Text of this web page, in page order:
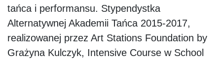
tańca i performansu. Stypendystka
Alternatywnej Akademii Tańca 2015-2017,
realizowanej przez Art Stations Foundation by
Grażyna Kulczyk, Intensive Course w School